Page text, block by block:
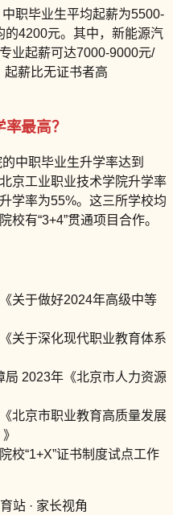
职毕业生平均起薪为5500-
4200元。其中，新能源汽
业起薪可达7000-9000元/
起薪比无证书者高
最高？
中职毕业生升学率达到
京工业职业技术学院升学率
学率为55%。这三所学校均
有“3+4”贯通项目合作。
关于做好2024年高级中等
关于深化现代职业教育体系
2023年《北京市人力资源
北京市职业教育高质量发展
校“1+X”证书制度试点工作
站 · 家长视角